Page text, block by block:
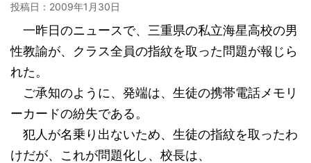
投稿日： 2009年1月30日
一昨日のニュースで、三重県の私立海星高校の男
性教諭が、クラス全員の指紋を取った問題が報じら
れた。
ご承知のように、発端は、生徒の携帯電話メモリ
ーカードの紛失である。
犯人が名乗り出ないため、生徒の指紋を取ったわ
けだが、これが問題化し、校長は、